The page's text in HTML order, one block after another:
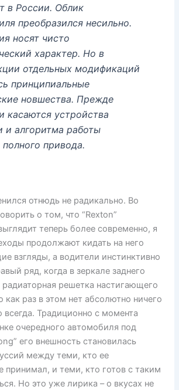
в России. Облик
преобразился несильно.
носят чисто
характер. Но в
отдельных модификаций
принципиальные
новшества. Прежде
касаются устройства
и алгоритма работы
привода.
отнюдь не радикально. Во
о том, что “Rexton”
теперь более современно, я
продолжают кидать на него
взгляды, а водители инстинктивно
ряд, когда в зеркале заднего
радиаторная решетка настигающего
как раз в этом нет абсолютно ничего
всегда. Традиционно с момента
очередного автомобиля под
его внешность становилась
между теми, кто ее
принимал, и теми, кто готов с таким
Но это уже лирика – о вкусах не